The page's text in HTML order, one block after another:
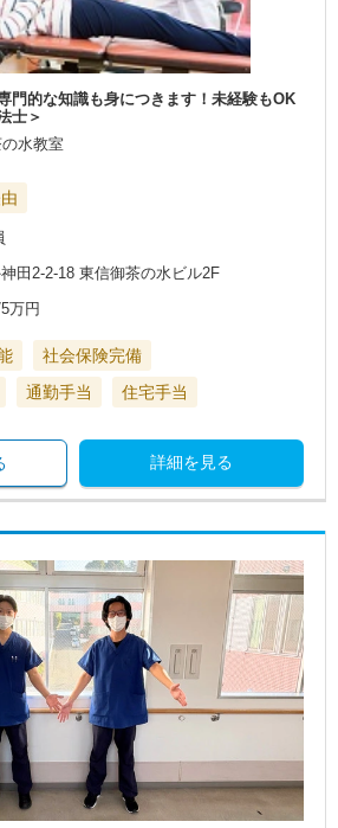
門的な知識も身につきます！未経験もOK
士＞
水教室
田2-2-18 東信御茶の水ビル2F
万円
社会保険完備
通勤手当 住宅手当
詳細を見る